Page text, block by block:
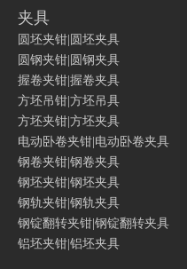
夹具
圆坯夹钳|圆坯夹具
圆钢夹钳|圆钢夹具
握卷夹钳|握卷夹具
方坯吊钳|方坯吊具
方坯夹钳|方坯夹具
电动卧卷夹钳|电动卧卷夹具
钢卷夹钳|钢卷夹具
钢坯夹钳|钢坯夹具
钢轨夹钳|钢轨夹具
钢锭翻转夹钳|钢锭翻转夹具
铝坯夹钳|铝坯夹具